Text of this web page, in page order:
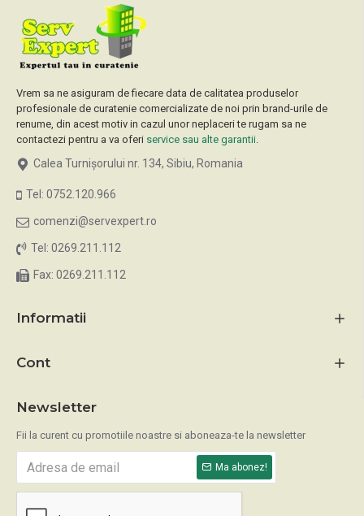
Vrem sa ne asiguram de fiecare data de calitatea produselor
profesionale de curatenie comercializate de noi prin brand-urile de
renume, din acest motiv in cazul unor neplaceri te rugam sa ne
contactezi pentru a va oferi service sau alte garantii.
Calea Turnișorului nr. 134, Sibiu, Romania
Tel: 0752.120.966
comenzi@servexpert.ro
Tel: 0269.211.112
Fax: 0269.211.112
Informatii
Cont
Newsletter
Fii la curent cu promotiile noastre si aboneaza-te la newsletter
Ma abonez!